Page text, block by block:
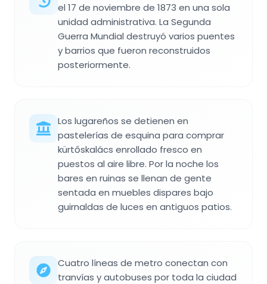
el 17 de noviembre de 1873 en una sola
unidad administrativa. La Segunda
Guerra Mundial destruyó varios puentes
y barrios que fueron reconstruidos
posteriormente.
Los lugareños se detienen en
pastelerías de esquina para comprar
kürtőskalács enrollado fresco en
puestos al aire libre. Por la noche los
bares en ruinas se llenan de gente
sentada en muebles dispares bajo
guirnaldas de luces en antiguos patios.
Cuatro líneas de metro conectan con
tranvías y autobuses por toda la ciudad